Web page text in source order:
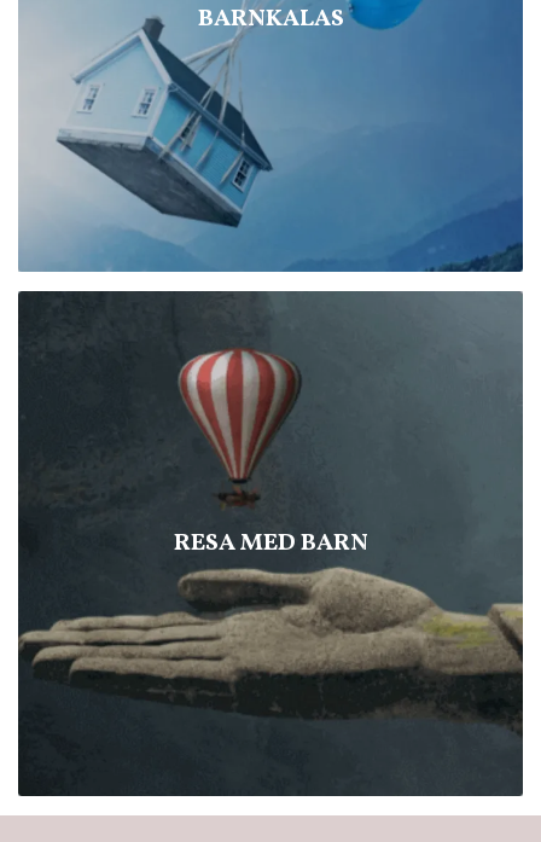
BARNKALAS
RESA MED BARN